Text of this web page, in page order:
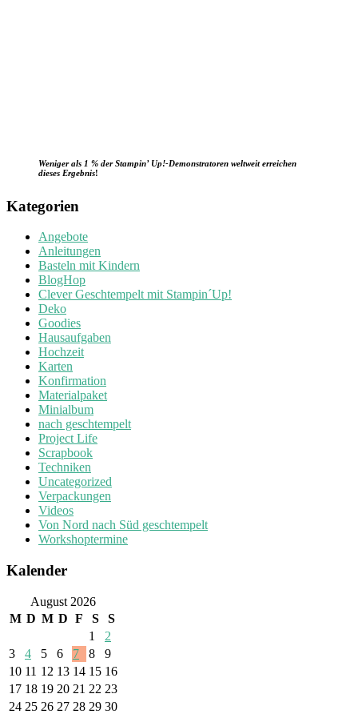
Weniger als 1 % der Stampin’ Up!-Demonstratoren weltweit erreichen
dieses Ergebnis!
Kategorien
Angebote
Anleitungen
Basteln mit Kindern
BlogHop
Clever Geschtempelt mit Stampin´Up!
Deko
Goodies
Hausaufgaben
Hochzeit
Karten
Konfirmation
Materialpaket
Minialbum
nach geschtempelt
Project Life
Scrapbook
Techniken
Uncategorized
Verpackungen
Videos
Von Nord nach Süd geschtempelt
Workshoptermine
Kalender
August 2026
M D M D F S
S
1
2
3
4 5 6 7 8
9
10 11 12 13 14 15 16
17 18 19 20 21 22 23
24 25 26 27 28 29 30